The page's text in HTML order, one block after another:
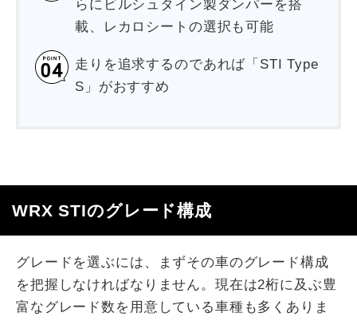
らにビルシュタイン製ダンパーを搭
載、レカロシートの選択も可能
走りを追求するのであれば「STI Type
S」がおすすめ
WRX STIのグレード構成
グレードを選ぶには、まずその車のグレード構成
を把握しなければなりません。現在は2桁に及ぶ豊
富なグレード数を用意している車種も多くありま